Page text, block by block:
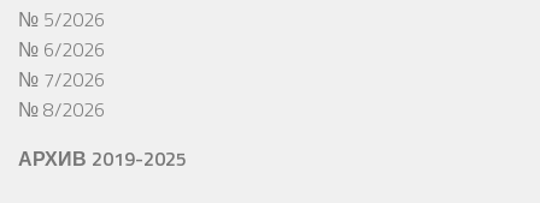
№ 5/2026
№ 6/2026
№ 7/2026
№ 8/2026
АРХИВ 2019-2025